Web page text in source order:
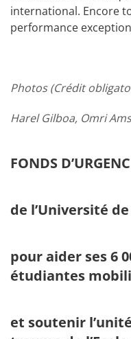
international. Encore
performance
Photos (Crédit
Harel Gilboa, Omri
FONDS
de l’Université
pour aider ses 6
étudiantes
et soutenir